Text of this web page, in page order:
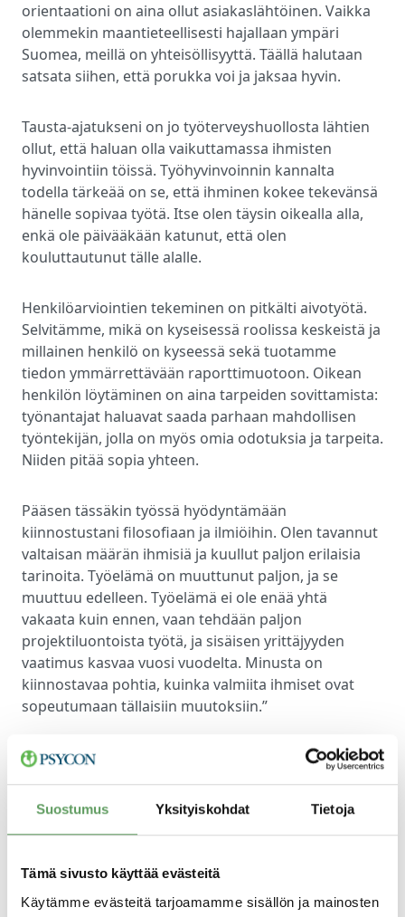
Suostumus Yksityiskohdat Tietoja
Tämä sivusto käyttää evästeitä
Käytämme evästeitä tarjoamamme sisällön ja mainosten
orientaationi on aina ollut asiakaslähtöinen. Vaikka
olemmekin maantieteellisesti hajallaan ympäri
Suomea, meillä on yhteisöllisyyttä. Täällä halutaan
satsata siihen, että porukka voi ja jaksaa hyvin.
Tausta-ajatukseni on jo työterveyshuollosta lähtien
ollut, että haluan olla vaikuttamassa ihmisten
hyvinvointiin töissä. Työhyvinvoinnin kannalta
todella tärkeää on se, että ihminen kokee tekevänsä
hänelle sopivaa työtä. Itse olen täysin oikealla alla,
enkä ole päivääkään katunut, että olen
kouluttautunut tälle alalle.
Henkilöarviointien tekeminen on pitkälti aivotyötä.
Selvitämme, mikä on kyseisessä roolissa keskeistä ja
millainen henkilö on kyseessä sekä tuotamme
tiedon ymmärrettävään raporttimuotoon. Oikean
henkilön löytäminen on aina tarpeiden sovittamista:
työnantajat haluavat saada parhaan mahdollisen
työntekijän, jolla on myös omia odotuksia ja tarpeita.
Niiden pitää sopia yhteen.
Pääsen tässäkin työssä hyödyntämään
kiinnostustani filosofiaan ja ilmiöihin. Olen tavannut
valtaisan määrän ihmisiä ja kuullut paljon erilaisia
tarinoita. Työelämä on muuttunut paljon, ja se
muuttuu edelleen. Työelämä ei ole enää yhtä
vakaata kuin ennen, vaan tehdään paljon
projektiluontoista työtä, ja sisäisen yrittäjyyden
vaatimus kasvaa vuosi vuodelta. Minusta on
kiinnostavaa pohtia, kuinka valmiita ihmiset ovat
sopeutumaan tällaisiin muutoksiin.”